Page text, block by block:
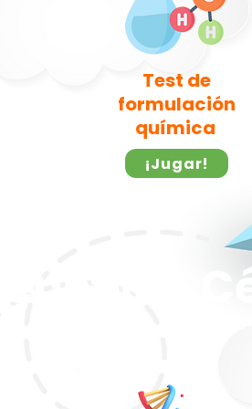
Test de
formulación
química
¡Jugar!
Genética,